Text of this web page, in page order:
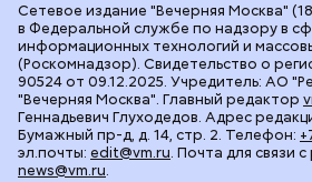
Сетевое издание "Вечерняя Москва"
в Федеральной службе по надзору в
информационных технологий и
(Роскомнадзор). Свидетельство о
90524 от 09.12.2025. Учредитель: АО
"Вечерняя Москва". Главный редактор
Геннадьевич Глуходедов. Адрес
Бумажный пр-д, д. 14, стр. 2. Телефон:
эл.почты: edit@vm.ru. Почта для связи
news@vm.ru.